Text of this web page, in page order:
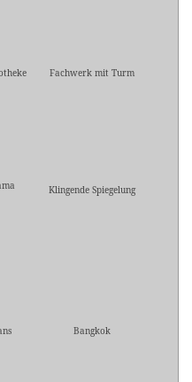
Fachwerk mit Turm
Klingende Spiegelung
Bangkok